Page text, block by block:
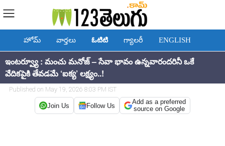
హోమ్ వార్తలు ఓటిటి గ్యాలరీ ENGLISH
ఇంటర్వ్యూ : మంచు మనోజ్ – సేవా భావం ఉన్నవారందరినీ ఒకే
వేదికపైకి తేవడమే ‘ఐక్య’ లక్ష్యం..!
Published on May 19, 2026 8:03 PM IST
Join Us Follow Us
Add as a preferred
source on Google